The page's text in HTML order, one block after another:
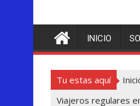
INICIO
Tu estas aquí
Viajeros regulares